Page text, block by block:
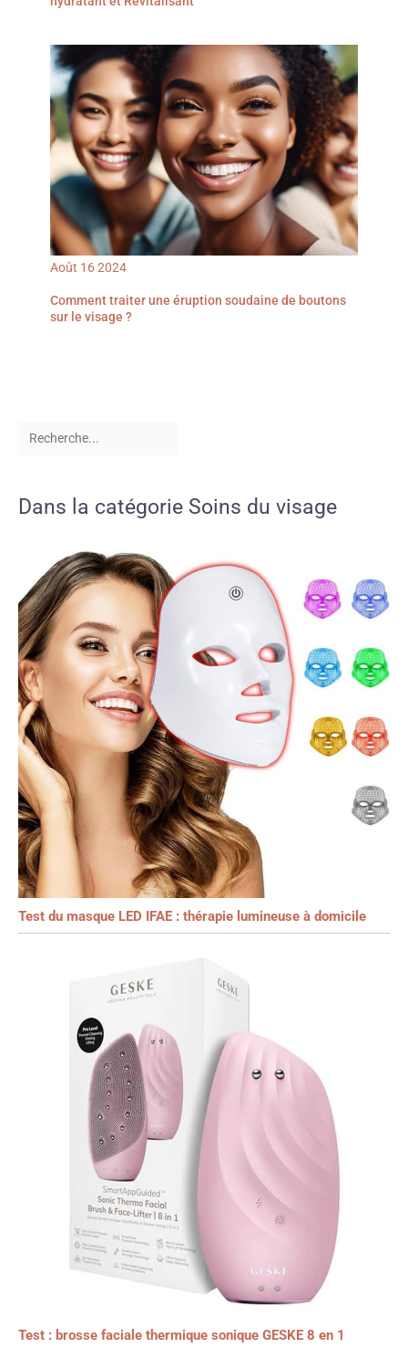
Août 162024
Comment traiter une éruption soudaine de boutons
sur le visage ?
Dans la catégorie Soins du visage
Test du masque LED IFAE : thérapie lumineuse à domicile
Test : brosse faciale thermique sonique GESKE 8 en 1